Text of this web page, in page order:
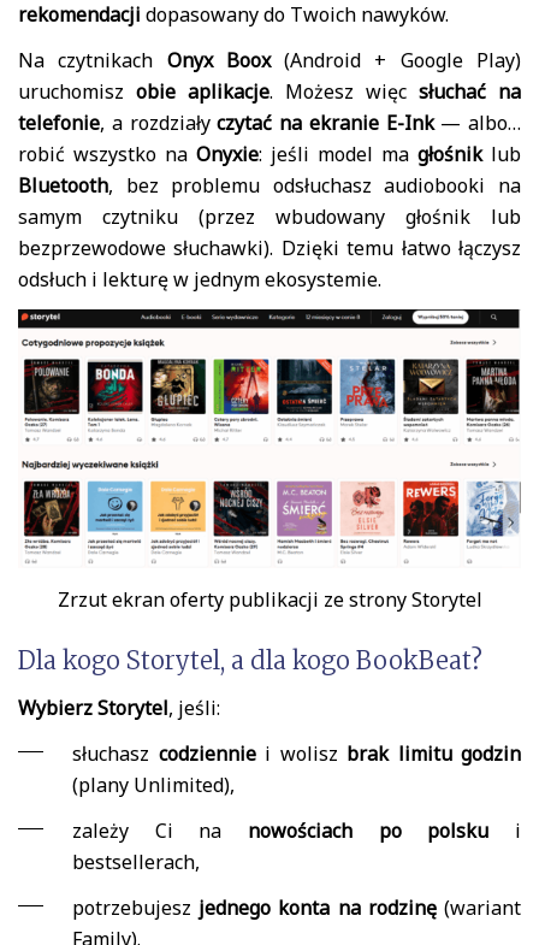
rekomendacji dopasowany do Twoich nawyków.
Na czytnikach Onyx Boox(Android + Google Play)
uruchomisz obie aplikacje. Możesz więc słuchać na
telefonie, a rozdziałyczytać na ekranie E-Ink— albo…
robić wszystko na Onyxie: jeśli model ma głośniklub
Bluetooth, bez problemu odsłuchasz audiobooki na
samym czytniku (przez wbudowany głośnik lub
bezprzewodowe słuchawki). Dzięki temu łatwo łączysz
odsłuch i lekturę w jednym ekosystemie.
Zrzut ekran oferty publikacji ze strony Storytel
Dla kogo Storytel, a dla kogo BookBeat?
Wybierz Storytel, jeśli:
słuchasz codzienniei wolisz brak limitu godzin
(plany Unlimited),
zależy Ci na nowościach po polsku i
bestsellerach,
potrzebujesz jednego konta na rodzinę(wariant
Family).